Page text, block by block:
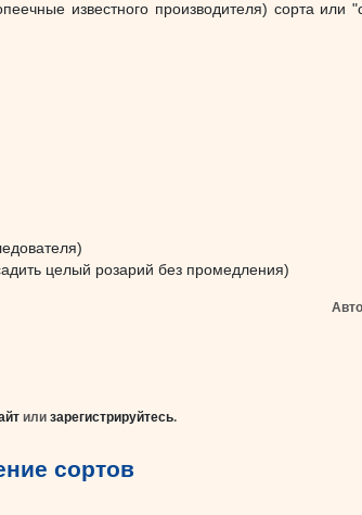
известного производителя) сорта или
целый розарий без промедления)
или зарегистрируйтесь.
сортов